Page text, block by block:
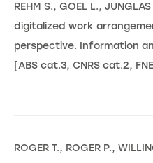
REHM S., GOEL L.,
digitalized work
perspective. Information
[ABS cat.3, CNRS cat.2,
ROGER T., ROGER P.,